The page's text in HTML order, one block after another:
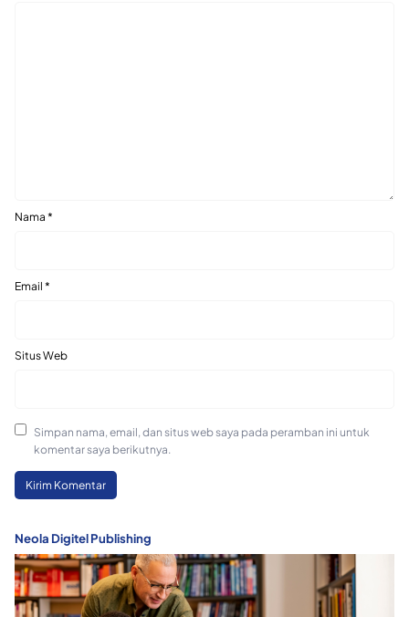
Nama *
Email *
Situs Web
Simpan nama, email, dan situs web saya pada peramban ini untuk
komentar saya berikutnya.
Neola Digitel Publishing